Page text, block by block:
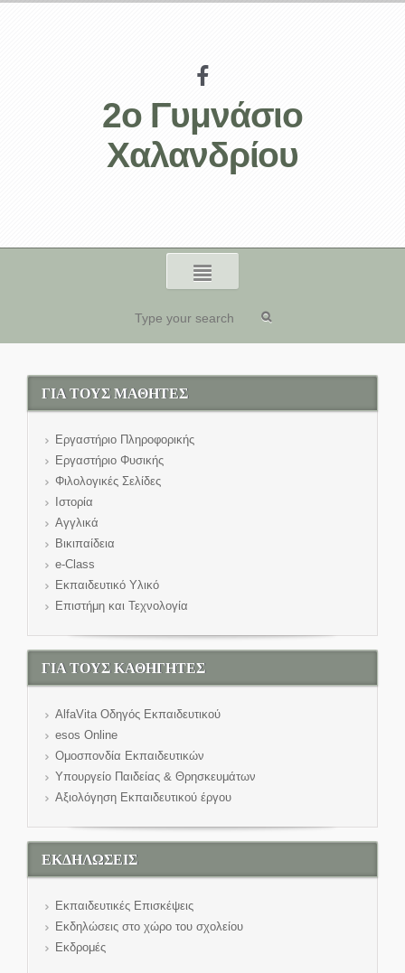
2ο Γυμνάσιο
Χαλανδρίου
ΓΙΑ ΤΟΥΣ ΜΑΘΗΤΕΣ
Εργαστήριο Πληροφορικής
Εργαστήριο Φυσικής
Φιλολογικές Σελίδες
Ιστορία
Αγγλικά
Βικιπαίδεια
e-Class
Εκπαιδευτικό Υλικό
Επιστήμη και Τεχνολογία
ΓΙΑ ΤΟΥΣ ΚΑΘΗΓΗΤΕΣ
AlfaVita Οδηγός Εκπαιδευτικού
esos Online
Ομοσπονδία Εκπαιδευτικών
Υπουργείο Παιδείας & Θρησκευμάτων
Αξιολόγηση Εκπαιδευτικού έργου
ΕΚΔΗΛΩΣΕΙΣ
Εκπαιδευτικές Επισκέψεις
Εκδηλώσεις στο χώρο του σχολείου
Εκδρομές